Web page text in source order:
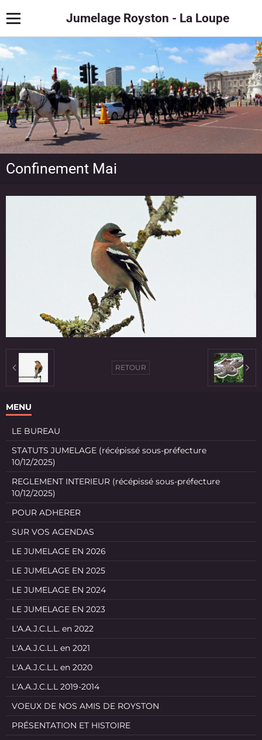
Jumelage Royston - La Loupe
Confinement Mai
RETOUR
MENU
LE BUREAU
STATUTS JUMELAGE (récépissé sous-préfecture
10/12/2025)
REGLEMENT INTERIEUR (récépissé sous-préfecture
10/12/2025)
POUR ADHERER
SUR VOS AGENDAS
LE JUMELAGE EN 2026
LE JUMELAGE EN 2025
LE JUMELAGE EN 2024
LE JUMELAGE EN 2023
L'A.A.J.C.L.L. en 2022
L'A.A.J.C.L.L en 2021
L'A.A.J.C.L.L en 2020
L'A.A.J.C.L.L 2019-2014
VOEUX DE NOS AMIS DE ROYSTON
PRÉSENTATION ET HISTOIRE